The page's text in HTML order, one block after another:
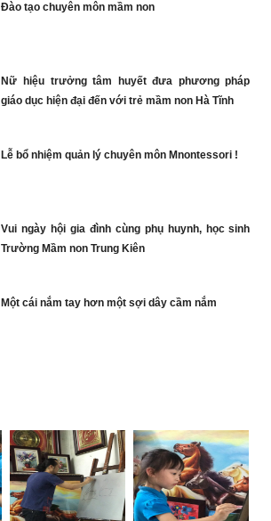
Đào tạo chuyên môn mầm non
Nữ hiệu trưởng tâm huyết đưa phương pháp
giáo dục hiện đại đến với trẻ mầm non Hà Tĩnh
Lễ bổ nhiệm quản lý chuyên môn Mnontessori !
Vui ngày hội gia đình cùng phụ huynh, học sinh
Trường Mầm non Trung Kiên
Một cái nắm tay hơn một sợi dây cầm nắm